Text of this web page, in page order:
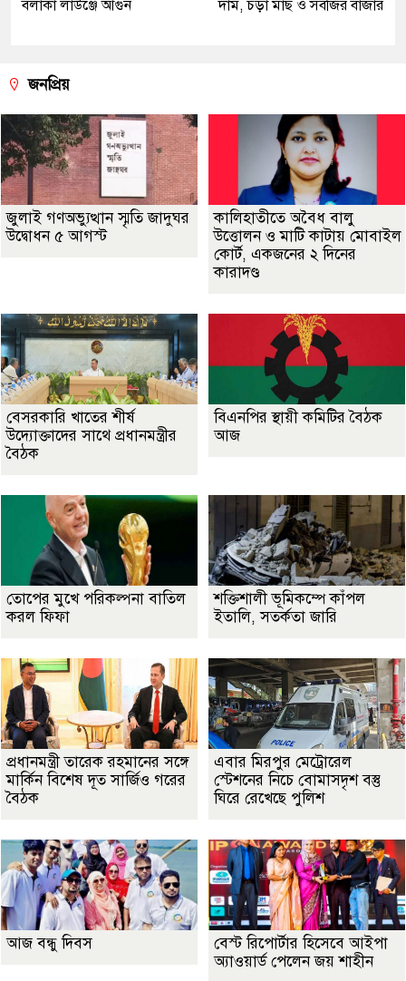
বলাকা লাউঞ্জে আগুন দাম, চড়া মাছ ও সবজির বাজার
জনপ্রিয়
জুলাই গণঅভ্যুত্থান স্মৃতি জাদুঘর
উদ্বোধন ৫ আগস্ট
কালিহাতীতে অবৈধ বালু
উত্তোলন ও মাটি কাটায় মোবাইল
কোর্ট, একজনের ২ দিনের
কারাদণ্ড
বেসরকারি খাতের শীর্ষ
উদ্যোক্তাদের সাথে প্রধানমন্ত্রীর
বৈঠক
বিএনপির স্থায়ী কমিটির বৈঠক
আজ
তোপের মুখে পরিকল্পনা বাতিল
করল ফিফা
শক্তিশালী ভূমিকম্পে কাঁপল
ইতালি, সতর্কতা জারি
প্রধানমন্ত্রী তারেক রহমানের সঙ্গে
মার্কিন বিশেষ দূত সার্জিও গরের
বৈঠক
এবার মিরপুর মেট্রোরেল
স্টেশনের নিচে বোমাসদৃশ বস্তু
ঘিরে রেখেছে পুলিশ
আজ বন্ধু দিবস
বেস্ট রিপোর্টার হিসেবে আইপা
অ্যাওয়ার্ড পেলেন জয় শাহীন